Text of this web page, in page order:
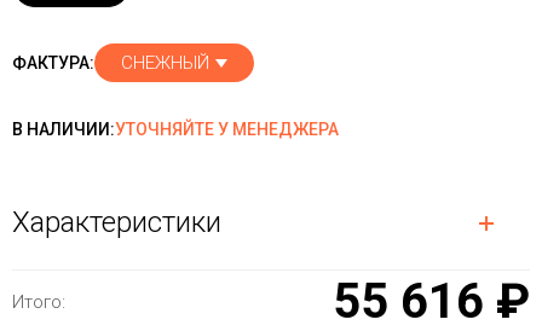
ФАКТУРА: СНЕЖНЫЙ
В НАЛИЧИИ:УТОЧНЯЙТЕ У МЕНЕДЖЕРА
Характеристики
Итого: 55 616 ₽